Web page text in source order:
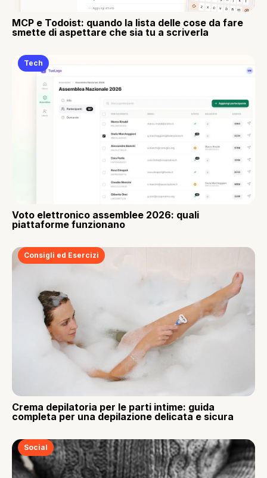
MCP e Todoist: quando la lista delle cose da fare
smette di aspettare che sia tu a scriverla
Tech
Voto elettronico assemblee 2026: quali
piattaforme funzionano
Consigli ed Esercizi
Crema depilatoria per le parti intime: guida
completa per una depilazione delicata e sicura
Social